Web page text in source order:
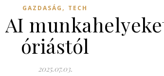
GAZDASÁG , TECH
óriástól
2025.07.03.